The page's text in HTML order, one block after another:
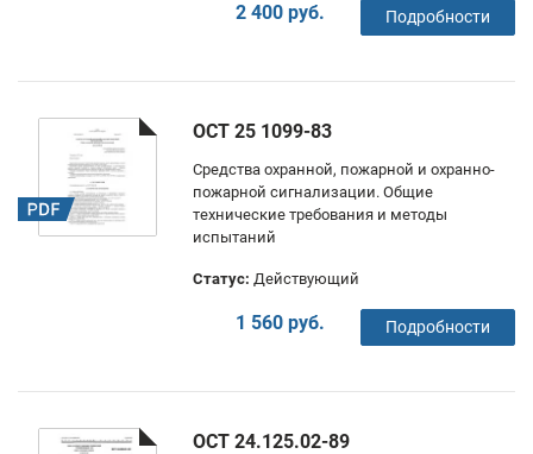
2 400 руб. Подробности
ОСТ 25 1099-83
Средства охранной, пожарной и охранно-
пожарной сигнализации. Общие
технические требования и методы
испытаний
Статус: Действующий
1 560 руб. Подробности
ОСТ 24.125.02-89